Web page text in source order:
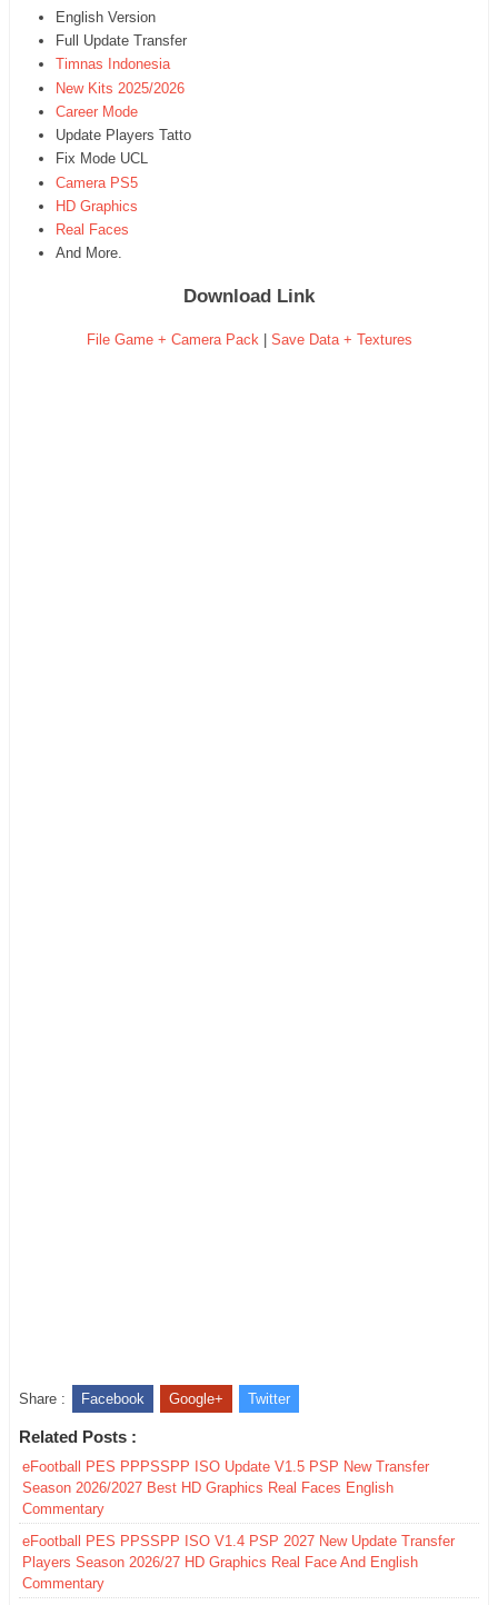
English Version
Full Update Transfer
Timnas Indonesia
New Kits 2025/2026
Career Mode
Update Players Tatto
Fix Mode UCL
Camera PS5
HD Graphics
Real Faces
And More.
Download Link
File Game + Camera Pack| Save Data + Textures
Share : Facebook Google+ Twitter
Related Posts :
eFootball PES PPPSSPP ISO Update V1.5 PSP New Transfer
Season 2026/2027 Best HD Graphics Real Faces English
Commentary
eFootball PES PPSSPP ISO V1.4 PSP 2027 New Update Transfer
Players Season 2026/27 HD Graphics Real Face And English
Commentary